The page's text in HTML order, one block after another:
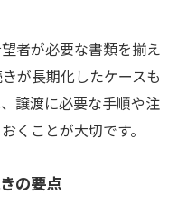
とその確認事項
3000万円控除
ズな譲渡を実現
信頼関係を築く方法
を円滑に交渉する
な事前相談の重要性
者が必要な書類を揃え
が長期化したケースも
譲渡に必要な手順や注
くことが大切です。
の要点